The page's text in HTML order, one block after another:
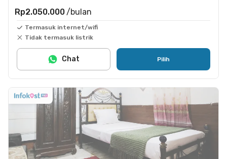
Rp2.050.000 /bulan
Termasuk internet/wifi
Tidak termasuk listrik
Pilih
Chat